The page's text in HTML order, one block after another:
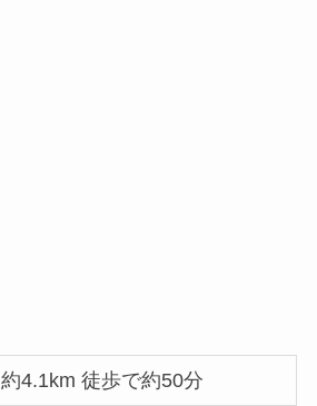
約4.1km 徒歩で約50分